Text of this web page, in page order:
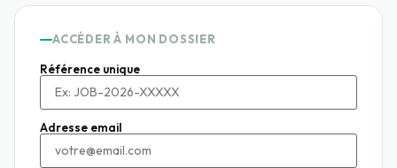
ACCÉDER À MON DOSSIER
Référence unique
Adresse email